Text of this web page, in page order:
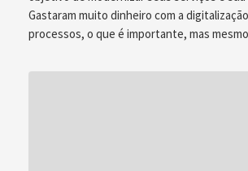
Gastaram muito dinheiro com a
processos, o que é importante, mas